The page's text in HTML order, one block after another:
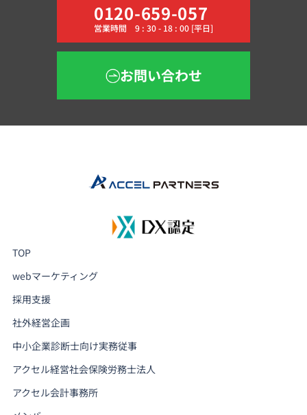
0120-659-057
営業時間 9 : 30 - 18 : 00 [平日]
お問い合わせ
TOP
webマーケティング
採用支援
社外経営企画
中小企業診断士向け実務従事
アクセル経営社会保険労務士法人
アクセル会計事務所